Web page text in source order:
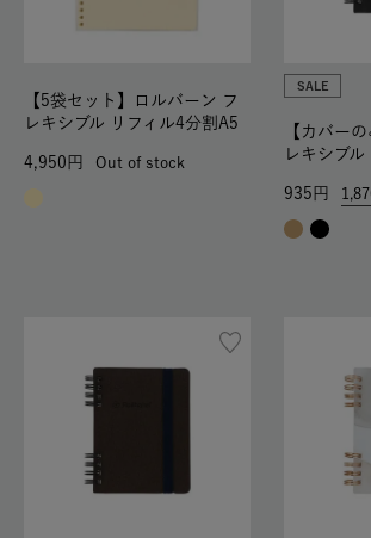
【5袋セット】ロルバーン フ
レキシブル リフィル4分割A5
4,950 Out of stock
SALE
【カバー
レキシブ
935